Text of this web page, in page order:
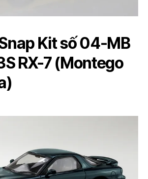
Kit số 04-MB
RX-7 (Montego